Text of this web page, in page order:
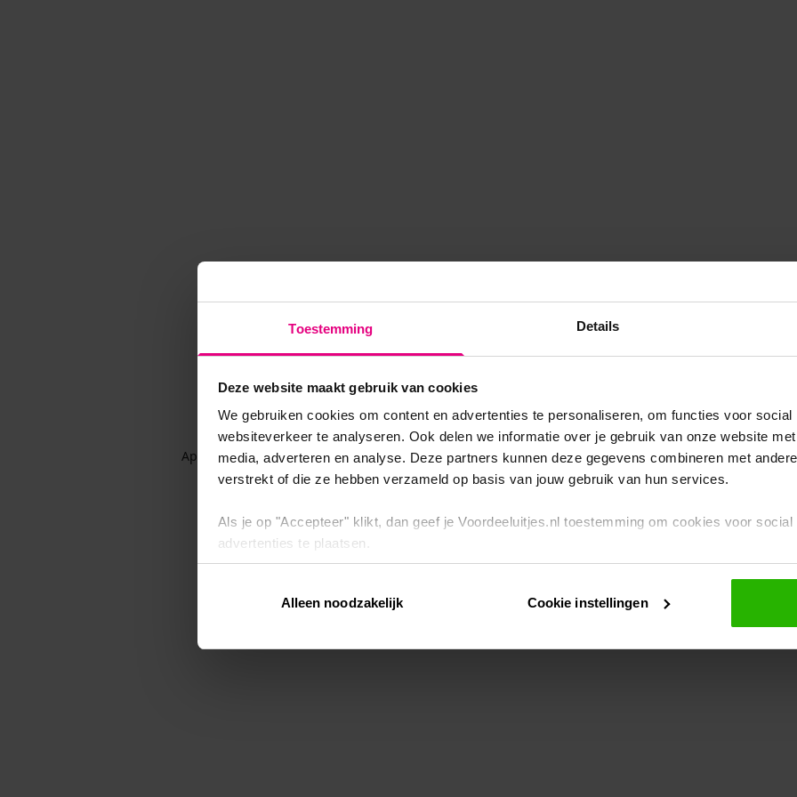
Toestemming Details
Deze website maakt gebruik van cookies
We gebruiken cookies om content en advertenties te personaliseren, om functies voor
websiteverkeer te analyseren. Ook delen we informatie over je gebruik van onze website
media, adverteren en analyse. Deze partners kunnen deze gegevens combineren met
verstrekt of die ze hebben verzameld op basis van jouw gebruik van hun services.
Als je op "Accepteer" klikt, dan geef je Voordeeluitjes.nl toestemming om cookies voor
advertenties te plaatsen.
Via "Cookie instellingen" kun je ook zelf instellen welke cookies worden geplaatst. Je kunt je
intrekken op onscookiebeleid.
Alleen noodzakelijk Cookie instellingen
Application error: a client-side exception has occurred while loadingwww.voordeeluitjes.nl (see the